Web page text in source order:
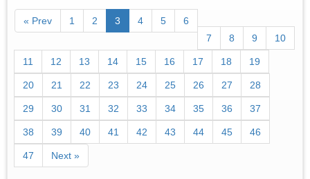
« Prev 1 2 3 4 5
6
7
8 9 10
11 12 13 14 15 16 17 18 19
20 21 22 23 24 25 26 27 28
29 30 31 32 33 34 35 36 37
38 39 40 41 42 43 44 45 46
47 Next »